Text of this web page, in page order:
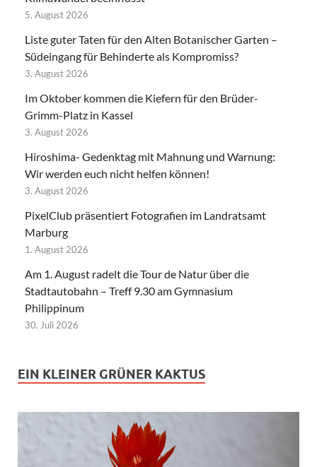
5. August 2026
Liste guter Taten für den Alten Botanischer Garten –
Südeingang für Behinderte als Kompromiss?
3. August 2026
Im Oktober kommen die Kiefern für den Brüder-
Grimm-Platz in Kassel
3. August 2026
Hiroshima- Gedenktag mit Mahnung und Warnung:
Wir werden euch nicht helfen können!
3. August 2026
PixelClub präsentiert Fotografien im Landratsamt
Marburg
1. August 2026
Am 1. August radelt die Tour de Natur über die
Stadtautobahn – Treff 9.30 am Gymnasium
Philippinum
30. Juli 2026
EIN KLEINER GRÜNER KAKTUS